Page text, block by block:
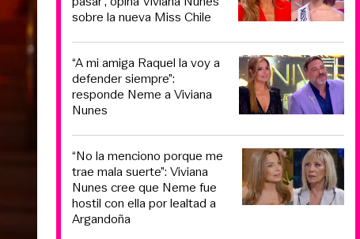
sobre la nueva Miss Chile
“A mi amiga Raquel la voy a
defender siempre”:
responde Neme a Viviana
Nunes
“No la menciono porque me
trae mala suerte”: Viviana
Nunes cree que Neme fue
hostil con ella por lealtad a
Argandoña